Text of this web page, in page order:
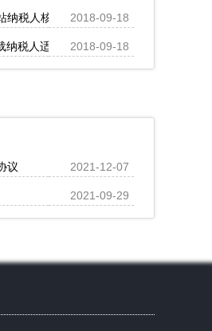
纳税人核定征收适用）
2018-09-18
纳税人适用）2018-09-18
议 2021-12-07
2021-09-29